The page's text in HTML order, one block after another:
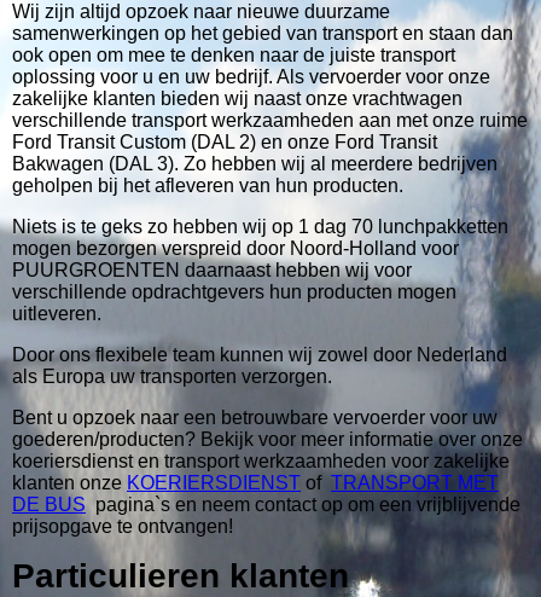
Wij zijn altijd opzoek naar nieuwe duurzame
samenwerkingen op het gebied van transport en staan dan
ook open om mee te denken naar de juiste transport
oplossing voor u en uw bedrijf. Als vervoerder voor onze
zakelijke klanten bieden wij naast onze vrachtwagen
verschillende transport werkzaamheden aan met onze ruime
Ford Transit Custom (DAL 2) en onze Ford Transit
Bakwagen (DAL 3). Zo hebben wij al meerdere bedrijven
geholpen bij het afleveren van hun producten.
Niets is te geks zo hebben wij op 1 dag 70 lunchpakketten
mogen bezorgen verspreid door Noord-Holland voor
PUURGROENTEN daarnaast hebben wij voor
verschillende opdrachtgevers hun producten mogen
uitleveren.
Door ons flexibele team kunnen wij zowel door Nederland
als Europa uw transporten verzorgen.
Bent u opzoek naar een betrouwbare vervoerder voor uw
goederen/producten? Bekijk voor meer informatie over onze
koeriersdienst en transport werkzaamheden voor zakelijke
klanten onze KOERIERSDIENST of TRANSPORT MET
DE BUSpagina`s en neem contact op om een vrijblijvende
prijsopgave te ontvangen!
Particulieren klanten